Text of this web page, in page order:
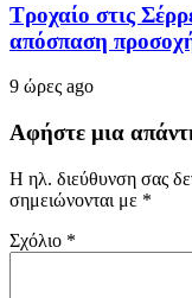
Τροχαίο στις
απόσπαση
9 ώρες ago
Αφήστε μια
Η ηλ. διεύθυνση σας
σημειώνονται με *
Σχόλιο *